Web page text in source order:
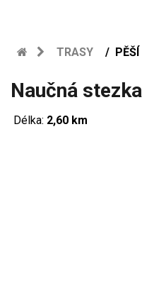
TRASY
Naučná
Délka: 2,60 km